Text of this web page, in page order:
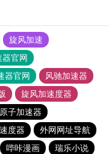
旋风加速
器官网
器官网
风驰加速器
旋风加速度器
原子加速器
度器
外网网址导航
哔咔漫画 瑞乐小说